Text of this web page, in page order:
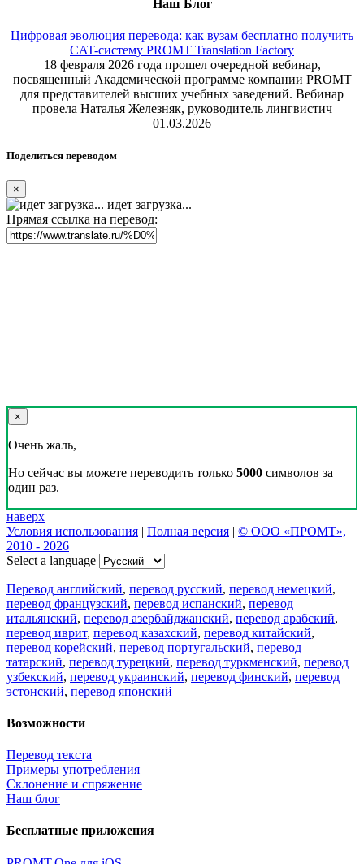
Наш Блог
Цифровая эволюция перевода: как вузам бесплатно получить
CAT-систему PROMT Translation Factory
18 февраля 2026 года прошел очередной вебинар,
посвященный Академической программе компании PROMT
для представителей высших учебных заведений. Вебинар
провела Наталья Железняк, руководитель лингвистич
01.03.2026
Поделиться переводом
×
идет загрузка...
Прямая ссылка на перевод:
×
Очень жаль,
Но сейчас вы можете переводить только 5000 символов за
один раз.
наверх
Условия использования | Полная версия | © ООО «ПРОМТ»,
2010 - 2026
Select a language
Перевод английский, перевод русский, перевод немецкий,
перевод французский, перевод испанский, перевод
итальянский, перевод азербайджанский, перевод арабский,
перевод иврит, перевод казахский, перевод китайский,
перевод корейский, перевод португальский, перевод
татарский, перевод турецкий, перевод туркменский, перевод
узбекский, перевод украинский, перевод финский, перевод
эстонский, перевод японский
Возможности
Перевод текста
Примеры употребления
Склонение и спряжение
Наш блог
Бесплатные приложения